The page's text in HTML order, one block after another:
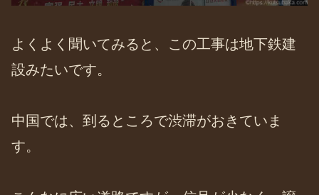
よくよく聞いてみると、この工事は地下鉄建
設みたいです。
中国では、到るところで渋滞がおきていま
す。